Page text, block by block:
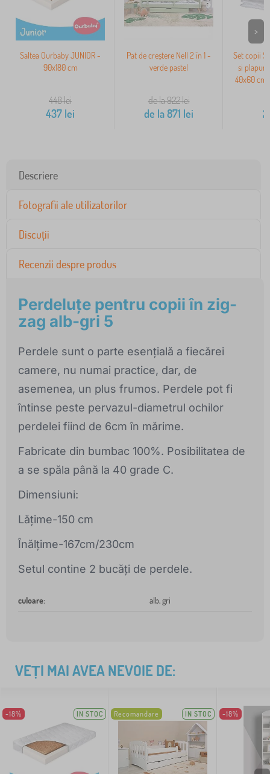
Saltea Ourbaby JUNIOR -
90x180 cm
448lei
437 lei
Pat de creștere Nell 2 în 1 -
verde pastel
de la 922lei
de la871 lei
Set copii
si
40x60 cm
>
Descriere
Fotografii ale utilizatorilor
Discuții
Recenzii despre produs
Perdeluțe pentru copii în zig-
zag alb-gri 5
Perdele sunt o parte esențială a fiecărei
camere, nu numai practice, dar, de
asemenea, un plus frumos. Perdele pot fi
întinse peste pervazul-diametrul ochilor
perdelei fiind de 6cm în mărime.
Fabricate din bumbac 100%. Posibilitatea de
a se spăla până la 40 grade C.
Dimensiuni:
Lățime-150 cm
Înălțime-167cm/230cm
Setul contine 2 bucăți de perdele.
culoare: alb, gri
VEȚI MAI AVEA NEVOIE DE:
-18% IN STOC Recomandare IN STOC -18%